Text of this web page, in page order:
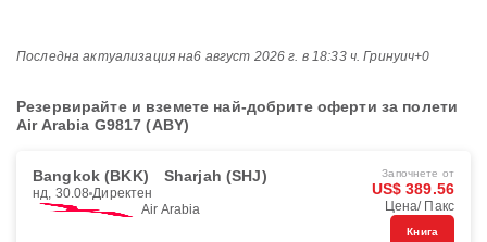
Последна актуализация на6 август 2026 г. в 18:33 ч. Гринуич+0
Резервирайте и вземете най-добрите оферти за полети
Air Arabia G9817 (ABY)
Bangkok (BKK) Sharjah (SHJ)
нд, 30.08 Директен
Air Arabia
Започнете от
US$ 389.56
Цена/ Пакс
Книга